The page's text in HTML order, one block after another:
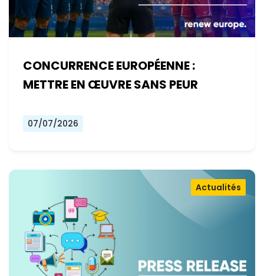
CONCURRENCE EUROPÉENNE :
METTRE EN ŒUVRE SANS PEUR
07/07/2026
Actualités